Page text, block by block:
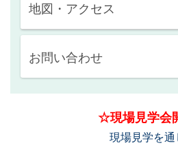
地図・アクセス
お問い合わせ
☆現場見学会
現場見学を通